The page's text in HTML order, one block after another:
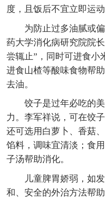
度，且饭后不宜立即运动
为防止过多油腻或
药大学消化病研究院院
尝辄止”，同时可进食小
进食山楂等酸味食物帮
去油。
饺子是过年必吃的
力。李军祥说，可在饺
还可选用白萝卜、香菇
馅料，调味宜清淡；食
子汤帮助消化。
儿童脾胃娇弱，如
和、安全的外治方法帮